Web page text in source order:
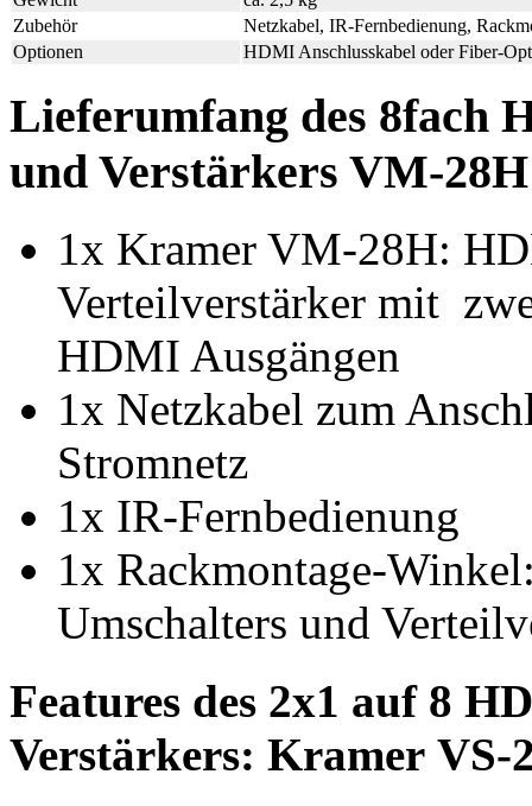
Zubehör
Netzkabel, IR-Fernbedienung,
Optionen
HDMI Anschlusskabel oder Fiber-
Lieferumfang des 8fach
und Verstärkers VM-
1x Kramer VM-28H:
Verteilverstärker mit
HDMI Ausgängen
1x Netzkabel zum
Stromnetz
1x IR-Fernbedienung
1x Rackmontage-
Umschalters und
Features des 2x1 auf 8
Verstärkers: Kramer VS-